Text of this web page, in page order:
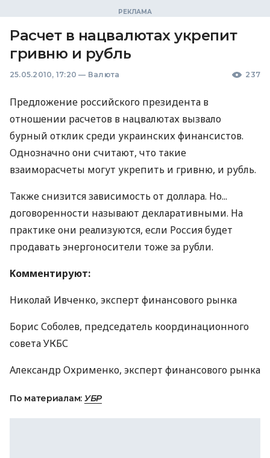
Расчет в нацвалютах укрепит
гривню и рубль
25.05.2010, 17:20 — Валюта 237
Предложение российского президента в
отношении расчетов в нацвалютах вызвало
бурный отклик среди украинских финансистов.
Однозначно они считают, что такие
взаиморасчеты могут укрепить и гривню, и рубль.
Также снизится зависимость от доллара. Но...
договоренности называют декларативными. На
практике они реализуются, если Россия будет
продавать энергоносители тоже за рубли.
Kомментируют:
Николай Ивченко, эксперт финансового рынка
Борис Соболев, председатель координационного
совета УКБС
Александр Охрименко, эксперт финансового рынка
По материалам: УБР